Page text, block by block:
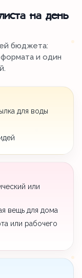
на день
бюджета:
и один
для воды
или
вещь для дома
или рабочего